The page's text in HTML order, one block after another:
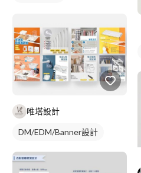
唯塔設計
DM/EDM/Banner設計